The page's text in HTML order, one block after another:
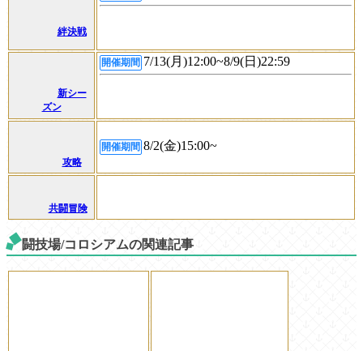
絆決戦
新シー
ズン
開催期間 7/13(月)12:00~8/9(日)22:59
攻略
開催期間 8/2(金)15:00~
共闘冒険
闘技場/コロシアムの関連記事